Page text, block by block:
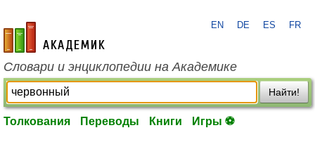
academic.ru
EN DE ES FR
Словари и энциклопедии на Академике
Найти!
Толкования Переводы Книги Игры ⚽